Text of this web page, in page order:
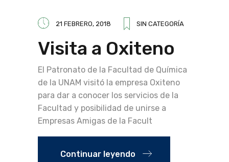
21 FEBRERO, 2018 SIN CATEGORÍA
Visita a Oxiteno
El Patronato de la Facultad de Química
de la UNAM visitó la empresa Oxiteno
para dar a conocer los servicios de la
Facultad y posibilidad de unirse a
Empresas Amigas de la Facult
Continuar leyendo